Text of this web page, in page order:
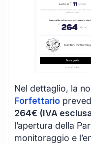
Nel dettaglio, la
Forfettario
264€ (IVA
l’apertura della
monitoraggio e